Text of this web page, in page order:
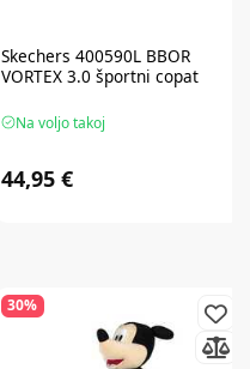
Skechers 400590L BBOR
VORTEX 3.0 športni copat
Na voljo takoj
44,95 €
30%